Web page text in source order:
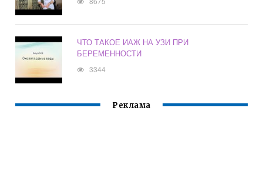
ЧТО ТАКОЕ ИАЖ НА УЗИ ПРИ
БЕРЕМЕННОСТИ
3344
Реклама